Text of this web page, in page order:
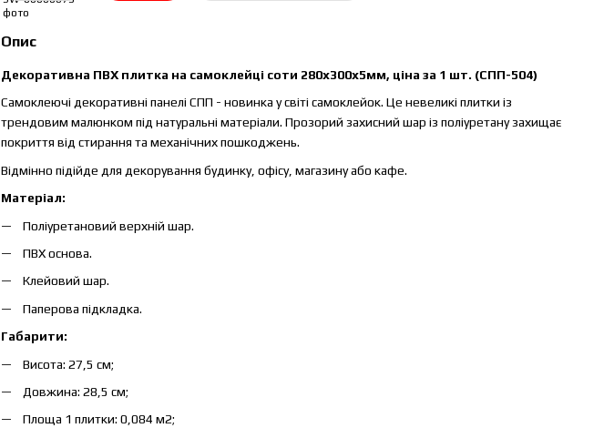
Опис
Декоративна ПВХ плитка на самоклейці соти 280х300х5мм, ціна за 1 шт. (СПП-504)
Самоклеючі декоративні панелі СПП - новинка у світі самоклейок. Це невеликі плитки із
трендовим малюнком під натуральні матеріали. Прозорий захисний шар із поліуретану захищає
покриття від стирання та механічних пошкоджень.
Відмінно підійде для декорування будинку, офісу, магазину або кафе.
Матеріал:
Поліуретановий верхній шар.
ПВХ основа.
Клейовий шар.
Паперова підкладка.
Габарити:
Висота: 27,5 см;
Довжина: 28,5 см;
Площа 1 плитки: 0,084 м2;